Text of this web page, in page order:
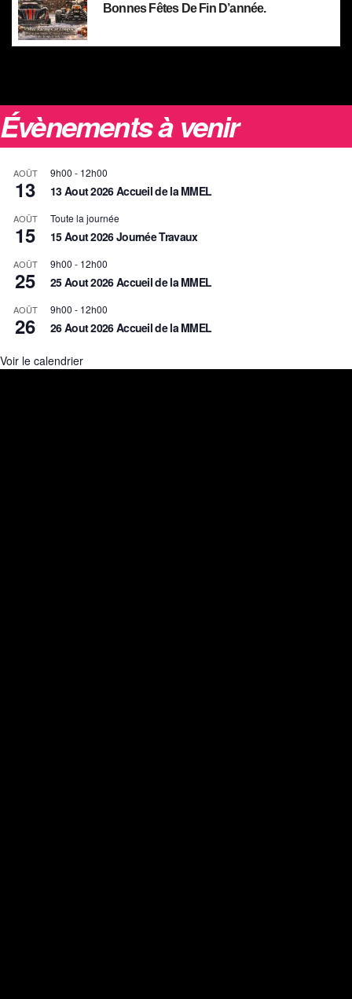
Bonnes Fêtes De Fin D’année.
Évènements à venir
AOÛT
13
9h00 - 12h00
13 Aout 2026 Accueil de la MMEL
AOÛT
15
Toute la journée
15 Aout 2026 Journée Travaux
AOÛT
25
9h00 - 12h00
25 Aout 2026 Accueil de la MMEL
AOÛT
26
9h00 - 12h00
26 Aout 2026 Accueil de la MMEL
Voir le calendrier